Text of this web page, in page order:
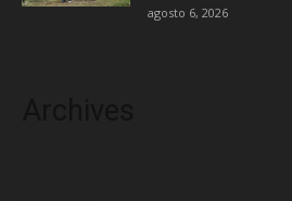
agosto 6, 2026